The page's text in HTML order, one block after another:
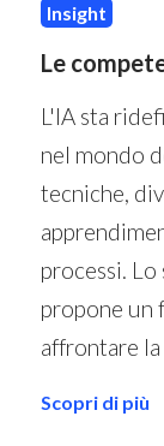
Insight
Le
L'IA sta
nel mondo
tecniche,
processi.
propone un
affrontare
Scopri di più